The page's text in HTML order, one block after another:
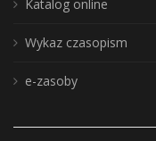
Katalog online
Wykaz czasopism
e-zasoby